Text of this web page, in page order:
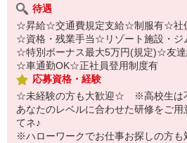
待遇
☆昇給☆交通費規定支給☆制服有☆社
☆資格・残業手当☆リゾート施設・ジ
☆特別ボーナス最大5万円(規定)☆友達
☆車通勤OK☆正社員登用制度有
応募資格・経験
☆未経験の方も大歓迎☆ ※高校生は
あなたのレベルに合わせた研修をご
てネ♪
※ハローワークでお仕事お探しの方も